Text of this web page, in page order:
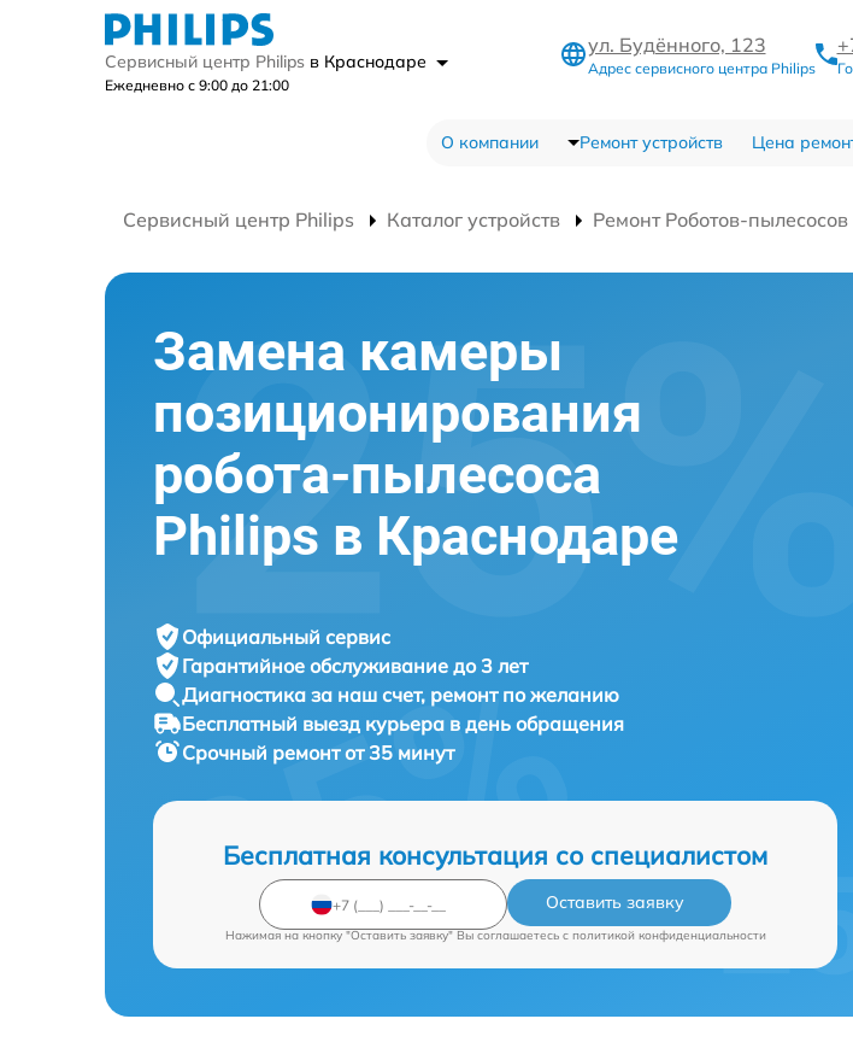
Сервисный центр Philips в Краснодаре
Ежедневно с 9:00 до 21:00
ул. Будённого, 123
Адрес сервисного центра Philips
О компании Ремонт устройств Цена
Сервисный центр Philips Каталог устройств Ремонт Роботов-пылесосов
Замена камеры
позиционирования
робота-пылесоса
Philips в Краснодаре
Официальный сервис
Гарантийное обслуживание до 3 лет
Диагностика за наш счет, ремонт по желанию
Бесплатный выезд курьера в день обращения
Срочный ремонтот 35 минут
Бесплатная консультация со специалистом
Оставить заявку
Нажимая на кнопку "Оставить заявку" Вы соглашаетесь c политикой конфиденциальности